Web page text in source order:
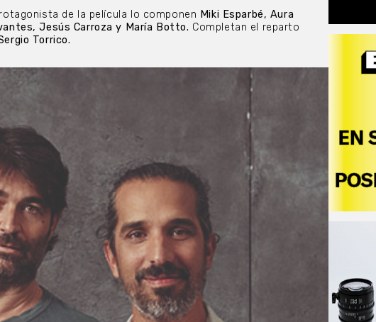
de la película lo componen Miki Esparbé, Aura
Jesús Carroza y María Botto. Completan el reparto
Torrico.